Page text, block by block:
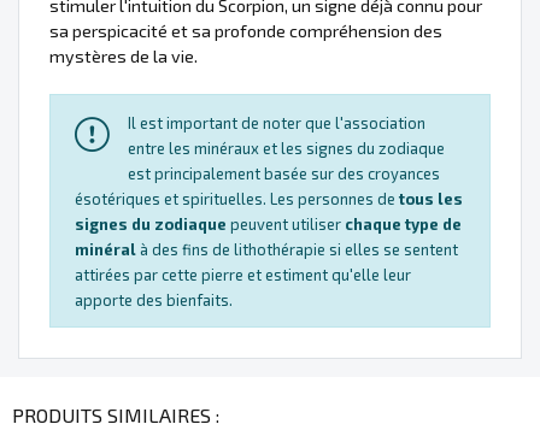
stimuler l'intuition du Scorpion, un signe déjà connu pour
sa perspicacité et sa profonde compréhension des
mystères de la vie.
Il est important de noter que l'association
entre les minéraux et les signes du zodiaque
est principalement basée sur des croyances
ésotériques et spirituelles. Les personnes de tous les
signes du zodiaque peuvent utiliser chaque type de
minéralà des fins de lithothérapie si elles se sentent
attirées par cette pierre et estiment qu'elle leur
apporte des bienfaits.
PRODUITS SIMILAIRES :